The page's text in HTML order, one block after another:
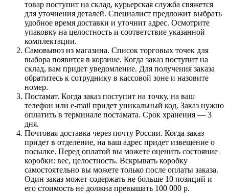
товар поступит на склад, курьерская служба свяжется
для уточнения деталей. Специалист предложит выбрать
удобное время доставки и уточнит адрес. Осмотрите
упаковку на целостность и соответствие указанной
комплектации.
Самовывоз из магазина. Список торговых точек для
выбора появится в корзине. Когда заказ поступит на
склад, вам придет уведомление. Для получения заказа
обратитесь к сотруднику в кассовой зоне и назовите
номер.
Постамат. Когда заказ поступит на точку, на ваш
телефон или e-mail придет уникальный код. Заказ нужно
оплатить в терминале постамата. Срок хранения — 3
дня.
Почтовая доставка через почту России. Когда заказ
придет в отделение, на ваш адрес придет извещение о
посылке. Перед оплатой вы можете оценить состояние
коробки: вес, целостность. Вскрывать коробку
самостоятельно вы можете только после оплаты заказа.
Один заказ может содержать не больше 10 позиций и
его стоимость не должна превышать 100 000 р.